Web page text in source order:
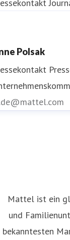
Polsak
Mattel ist ein
und
bekanntesten